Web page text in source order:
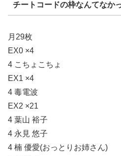
チートコードの枠なんてな
月29枚
EX0 ×4
4 こちょこちょ
EX1 ×4
4 毒電波
EX2 ×21
4 葉山 裕子
4 永見 悠子
4 楠 優愛(おっとりお姉さん)